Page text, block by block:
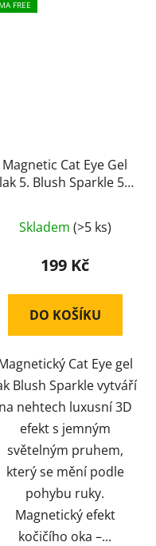
FREE
Magnetic Cat Eye Gel
lak 5. Blush Sparkle 5g
Skladem (>5 ks)
199 Kč
DO KOŠÍKU
Cat Eye gel
Blush Sparkle vytváří
na nehtech luxusní 3D
efekt s jemným
světelným pruhem,
který se mění podle
pohybu ruky.
Magnetický efekt
kočičího oka –...